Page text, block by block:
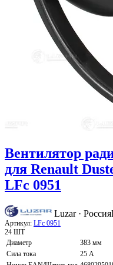
Вентилятор
для Renault
LFc 0951
Luzar · Россия
Артикул: LFc 0951
24 ШТ
Диаметр
383 мм
Сила тока
25 А